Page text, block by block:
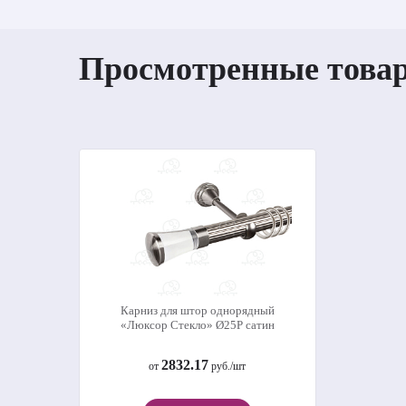
Просмотренные
Карниз для штор однорядный
«Люксор Стекло» Ø25Р сатин
от2832.17 руб./шт